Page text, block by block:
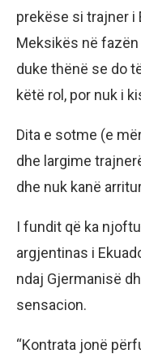
prekëse si trajner i
Meksikës në
duke thënë se do
këtë rol, por nuk i
Dita e sotme (e
dhe largime
dhe nuk kanë
I fundit që ka
argjentinas i
ndaj Gjermanisë
sensacion.
“Kontrata jonë